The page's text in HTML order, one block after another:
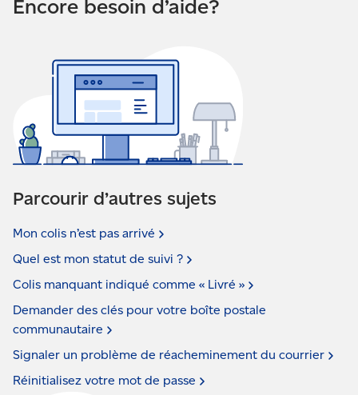
Encore besoin d’aide?
Parcourir d’autres sujets
Mon colis n’est pas arrivé
Quel est mon statut de suivi ?
Colis manquant indiqué comme « Livré »
Demander des clés pour votre boîte postale
communautaire
Signaler un problème de réacheminement du courrier
Réinitialisez votre mot de passe